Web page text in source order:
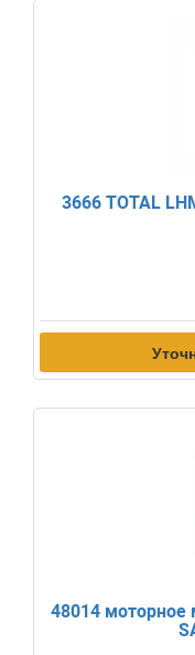
3666 TOTAL
48014 моторное